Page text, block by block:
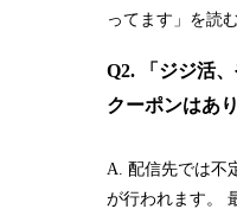
ってます」を読
Q2. 「ジジ活
クーポンはあ
A. 配信先では不
が行われます。